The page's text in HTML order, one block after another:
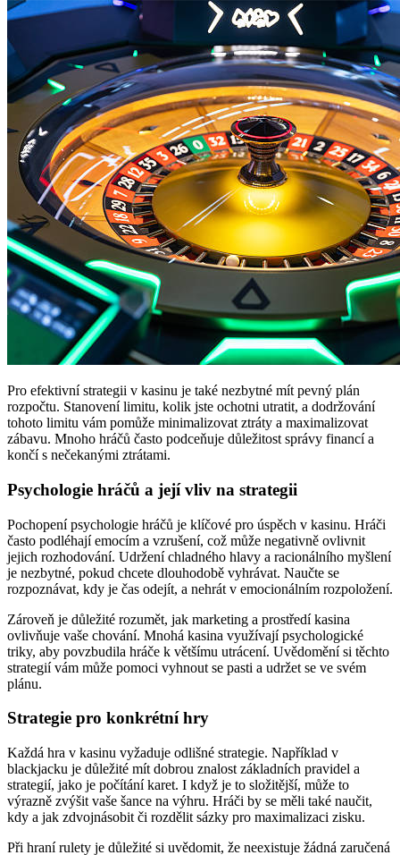
Pro efektivní strategii v kasinu je také nezbytné mít pevný plán
rozpočtu. Stanovení limitu, kolik jste ochotni utratit, a dodržování
tohoto limitu vám pomůže minimalizovat ztráty a maximalizovat
zábavu. Mnoho hráčů často podceňuje důležitost správy financí a
končí s nečekanými ztrátami.
Psychologie hráčů a její vliv na strategii
Pochopení psychologie hráčů je klíčové pro úspěch v kasinu. Hráči
často podléhají emocím a vzrušení, což může negativně ovlivnit
jejich rozhodování. Udržení chladného hlavy a racionálního myšlení
je nezbytné, pokud chcete dlouhodobě vyhrávat. Naučte se
rozpoznávat, kdy je čas odejít, a nehrát v emocionálním rozpoložení.
Zároveň je důležité rozumět, jak marketing a prostředí kasina
ovlivňuje vaše chování. Mnohá kasina využívají psychologické
triky, aby povzbudila hráče k většímu utrácení. Uvědomění si těchto
strategií vám může pomoci vyhnout se pasti a udržet se ve svém
plánu.
Strategie pro konkrétní hry
Každá hra v kasinu vyžaduje odlišné strategie. Například v
blackjacku je důležité mít dobrou znalost základních pravidel a
strategií, jako je počítání karet. I když je to složitější, může to
výrazně zvýšit vaše šance na výhru. Hráči by se měli také naučit,
kdy a jak zdvojnásobit či rozdělit sázky pro maximalizaci zisku.
Při hraní rulety je důležité si uvědomit, že neexistuje žádná zaručená